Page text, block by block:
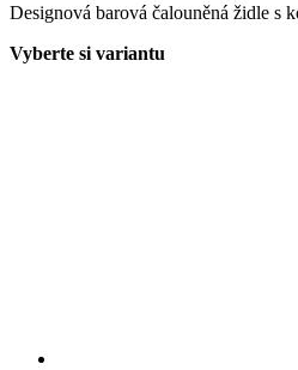
Designová barová čalouněná židle s
Vyberte si variantu